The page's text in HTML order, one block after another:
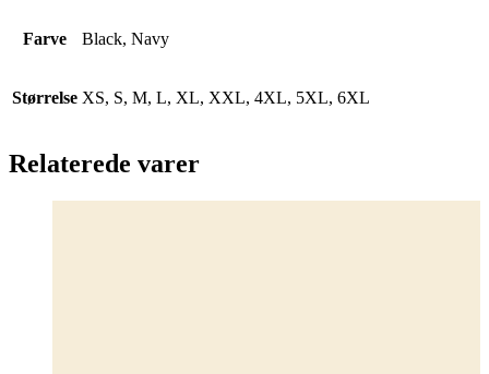
Farve Black, Navy
Størrelse XS, S, M, L, XL, XXL, 4XL, 5XL, 6XL
Relaterede varer